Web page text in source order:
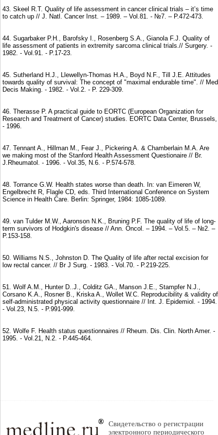
43. Skeel R.T. Quality of life assessment in cancer clinical trials – it’s time
to catch up // J. Natl. Cancer Inst. – 1989. – Vol.81. - №7. – P.472-473.
44. Sugarbaker P.H., Barofsky I., Rosenberg S.A., Gianola F.J. Quality of
life assessment of patients in extremity sarcoma clinical trials.// Surgery. -
1982. - Vol.91. - P.17-23.
45. Sutherland H.J., Llewellyn-Thomas H.A., Boyd N.F., Till J.E. Attitudes
towards quality of survival: The concept of "maximal endurable time". // Med
Decis Making. - 1982. - Vol.2. - P. 229-309.
46. Therasse P. A practical guide to EORTC (European Organization for
Research and Treatment of Cancer) studies. EORTC Data Center, Brussels,
- 1996.
47. Tennant A., Hillman M., Fear J., Pickering A. & Chamberlain M.A. Are
we making most of the Stanford Health Assessment Questionaire // Br.
J.Rheumatol. - 1996. - Vol.35, N.6. - P.574-578.
48. Torrance G.W. Health states worse than death. In: van Eimeren W,
Engelbrecht R, Flagle CD, eds. Third International Conference on System
Science in Health Care. Berlin: Springer, 1984: 1085-1089.
49. van Tulder M.W., Aaronson N.K., Bruning P.F. The quality of life of long-
term survivors of Hodgkin's disease // Ann. Oncol. – 1994. – Vol.5. – №2. –
P.153-158.
50. Williams N.S., Johnston D. The Quality of life after rectal excision for
low rectal cancer. // Br J Surg. - 1983. - Vol.70. - P.219-225.
51. Wolf A.M., Hunter D..J., Colditz GA., Manson J.E., Stampfer N.J.,
Corsano K.A., Rosner B., Kriska A., Wollet W.C. Reproducibility & validity of
self-administrated physical activity questionnaire // Int. J. Epidemiol. - 1994.
- Vol.23, N.5. - P.991-999.
52. Wolfe F. Health status questionnaires // Rheum. Dis. Clin. North Amer. -
1995. - Vol.21, N.2. - P.445-464.
Свидетельство о регистрации
электронного периодического